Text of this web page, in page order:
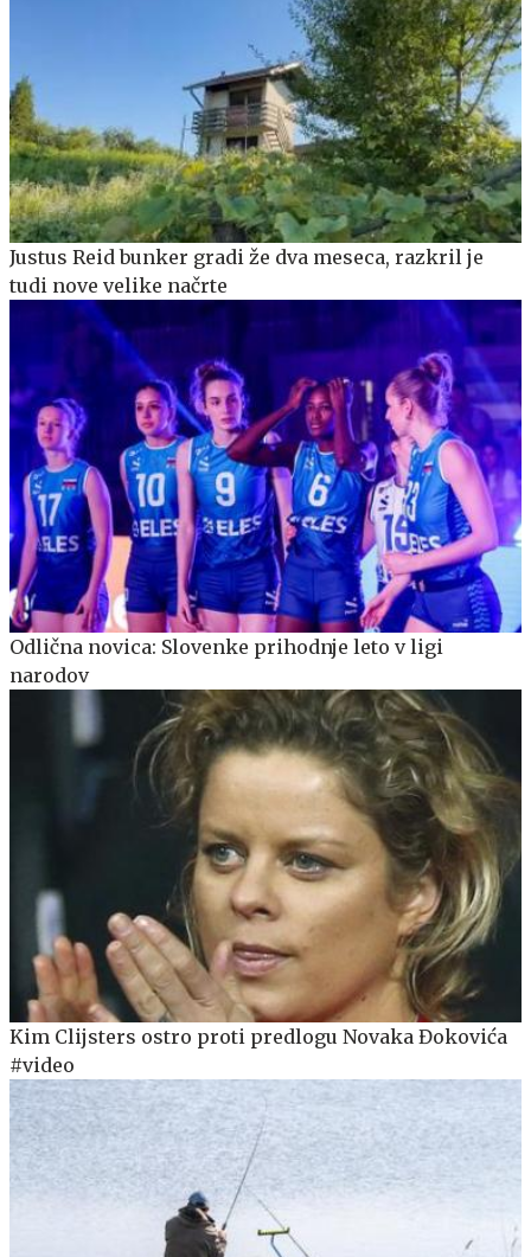
Justus Reid bunker gradi že dva meseca, razkril je
tudi nove velike načrte
Odlična novica: Slovenke prihodnje leto v ligi
narodov
Kim Clijsters ostro proti predlogu Novaka Đokovića
#video